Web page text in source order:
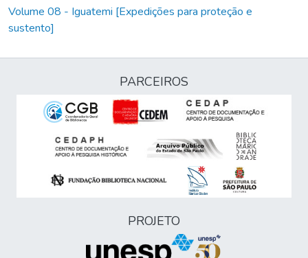
Volume 08 - Iguatemi [Expedições para proteção e
sustento]
PARCEIROS
PROJETO